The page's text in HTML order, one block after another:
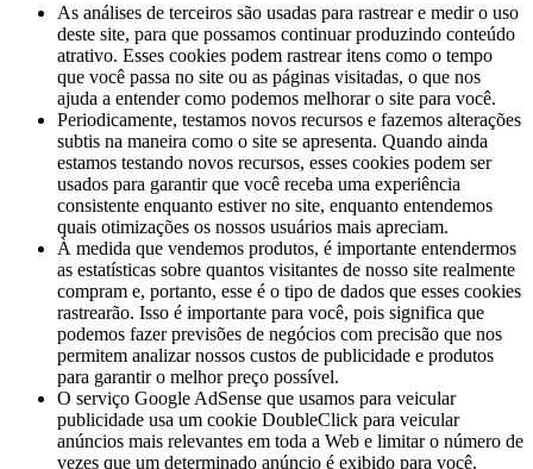
As análises de terceiros são usadas para rastrear e medir o uso
deste site, para que possamos continuar produzindo conteúdo
atrativo. Esses cookies podem rastrear itens como o tempo
que você passa no site ou as páginas visitadas, o que nos
ajuda a entender como podemos melhorar o site para você.
Periodicamente, testamos novos recursos e fazemos alterações
subtis na maneira como o site se apresenta. Quando ainda
estamos testando novos recursos, esses cookies podem ser
usados ​​para garantir que você receba uma experiência
consistente enquanto estiver no site, enquanto entendemos
quais otimizações os nossos usuários mais apreciam.
À medida que vendemos produtos, é importante entendermos
as estatísticas sobre quantos visitantes de nosso site realmente
compram e, portanto, esse é o tipo de dados que esses cookies
rastrearão. Isso é importante para você, pois significa que
podemos fazer previsões de negócios com precisão que nos
permitem analizar nossos custos de publicidade e produtos
para garantir o melhor preço possível.
O serviço Google AdSense que usamos para veicular
publicidade usa um cookie DoubleClick para veicular
anúncios mais relevantes em toda a Web e limitar o número de
vezes que um determinado anúncio é exibido para você.